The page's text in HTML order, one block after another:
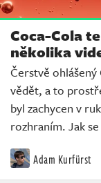
Coca-Cola
několika
Čerstvě
vědět, a to
byl zachycen v
rozhraním. Jak
Adam Kurfürst